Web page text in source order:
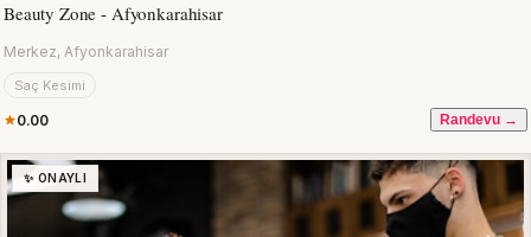
Beauty Zone - Afyonkarahisar
Merkez, Afyonkarahisar
Saç Kesimi
0.00 Randevu →
✨ ONAYLI